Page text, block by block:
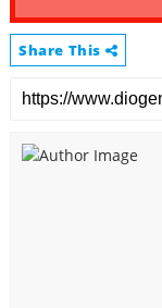
Share This